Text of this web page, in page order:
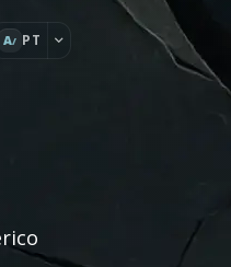
A PT